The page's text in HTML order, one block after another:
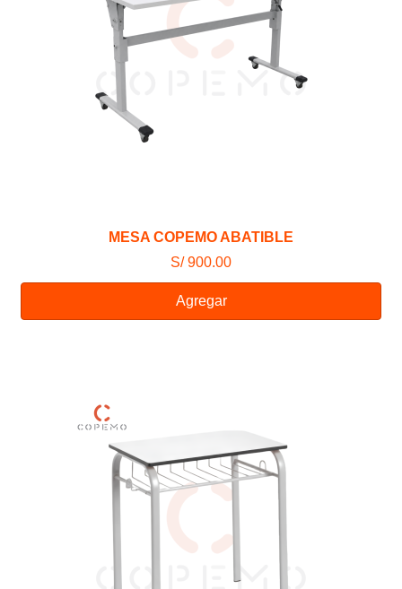
MESA COPEMO ABATIBLE
S/ 900.00
Agregar